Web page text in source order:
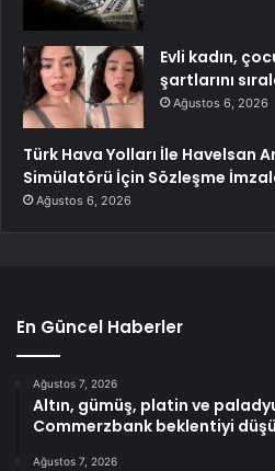
Evli kadın,
şartlarını
Ağustos 6, 2026
Türk Hava Yolları İle Havelsan
Simülatörü İçin Sözleşme
Ağustos 6, 2026
En Güncel Haberler
Ağustos 7, 2026
Altın, gümüş, platin ve
Commerzbank beklentiyi
Ağustos 7, 2026